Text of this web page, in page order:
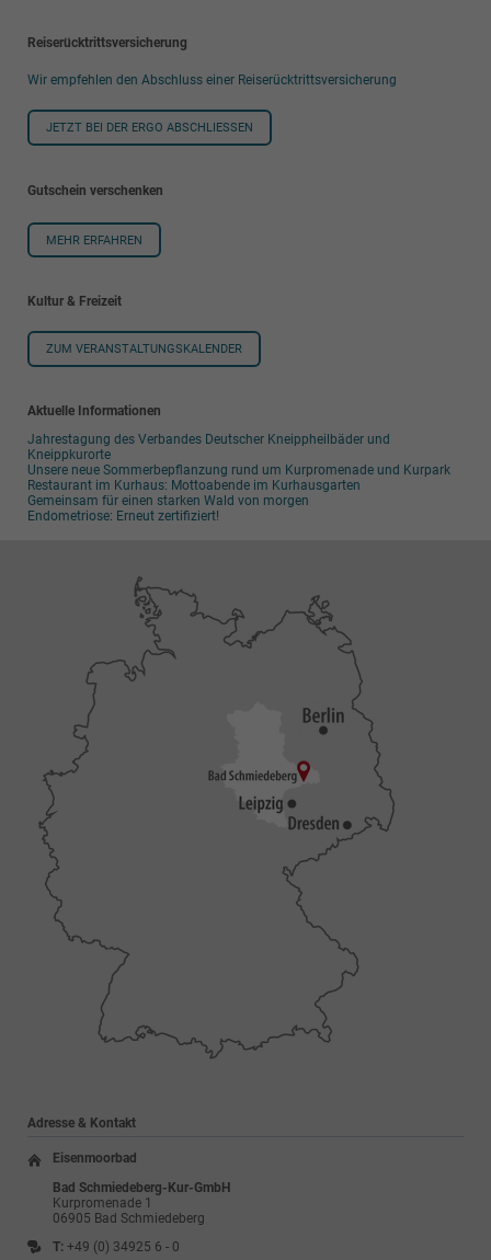
Reiserücktrittsversicherung
Wir empfehlen den Abschluss einer Reiserücktrittsversicherung
JETZT BEI DER ERGO ABSCHLIESSEN
Gutschein verschenken
MEHR ERFAHREN
Kultur & Freizeit
ZUM VERANSTALTUNGSKALENDER
Aktuelle Informationen
Jahrestagung des Verbandes Deutscher Kneippheilbäder und
Kneippkurorte
Unsere neue Sommerbepflanzung rund um Kurpromenade und Kurpark
Restaurant im Kurhaus: Mottoabende im Kurhausgarten
Gemeinsam für einen starken Wald von morgen
Endometriose: Erneut zertifiziert!
Adresse & Kontakt
Eisenmoorbad
Bad Schmiedeberg-Kur-GmbH
Kurpromenade 1
06905 Bad Schmiedeberg
T:+49 (0) 34925 6 - 0